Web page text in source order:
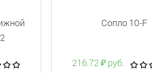
Сопло 10-F
216.72 ₽ руб.